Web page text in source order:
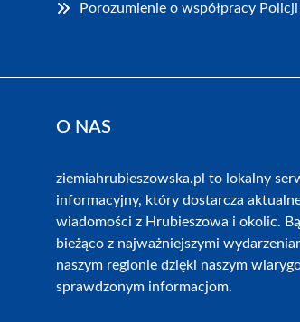
Porozumienie o współpracy
O NAS
ziemiahrubieszowska.pl to lokalny
informacyjny, który dostarcza
wiadomości z Hrubieszowa i okolic.
bieżąco z najważniejszymi
naszym regionie dzięki naszym
sprawdzonym informacjom.